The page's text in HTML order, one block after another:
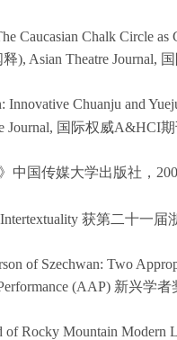
Caucasian Chalk Circle as
释), Asian Theatre Journal,
: Innovative Chuanju and
Journal, 国际权威A&HCI期
国传媒大学出版社，
获第二十一届
of Szechwan: Two
(AAP)新兴学者
of Rocky Mountain Modern